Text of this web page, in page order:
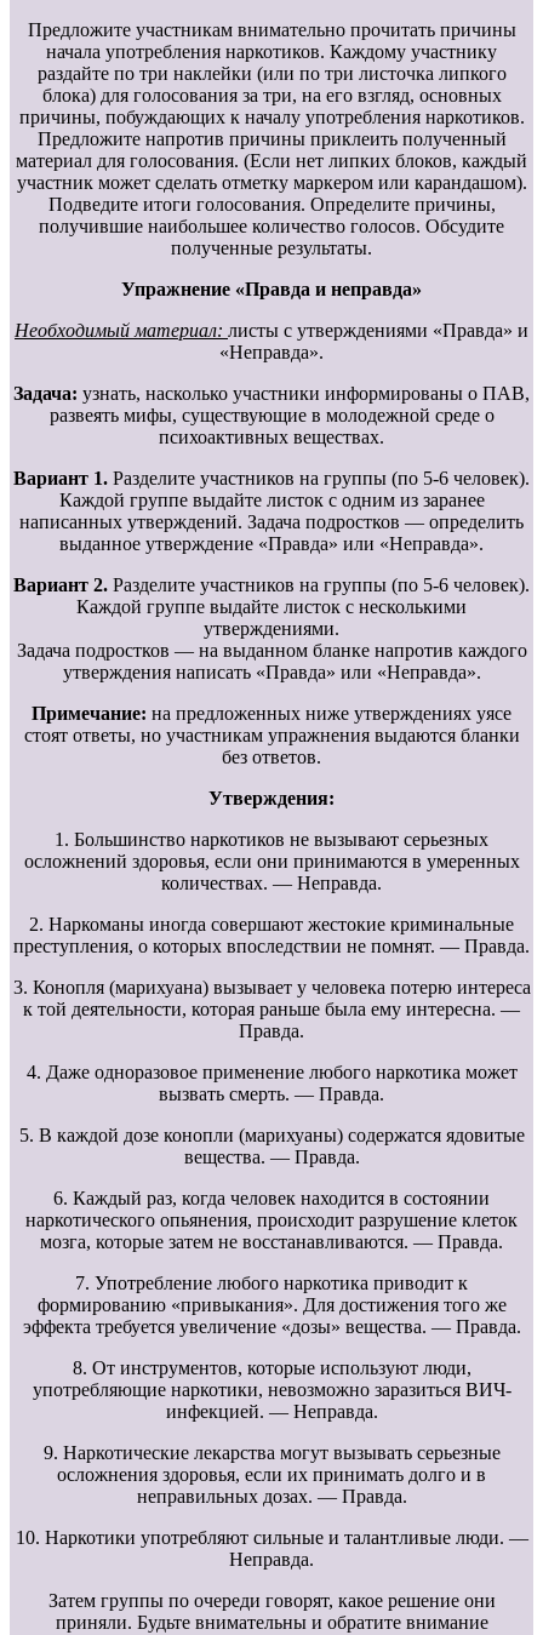
Предложите участникам внимательно прочитать причины
начала употребления наркотиков. Каждому участнику
раздайте по три наклейки (или по три листочка липкого
блока) для голосования за три, на его взгляд, основных
причины, побуждающих к началу употребления наркотиков.
Предложите напротив причины приклеить полученный
материал для голосования. (Если нет липких блоков, каждый
участник может сделать отметку маркером или карандашом).
Подведите итоги голосования. Определите причины,
получившие наибольшее количество голосов. Обсудите
полученные результаты.
Упражнение «Правда и неправда»
Необходимый материал: листы с утверждениями «Правда» и
«Неправда».
Задача: узнать, насколько участники информированы о ПАВ,
развеять мифы, существующие в молодежной среде о
психоактивных веществах.
Вариант 1. Разделите участников на группы (по 5-6 человек).
Каждой группе выдайте листок с одним из заранее
написанных утверждений. Задача подростков — определить
выданное утверждение «Правда» или «Неправда».
Вариант 2. Разделите участников на группы (по 5-6 человек).
Каждой группе выдайте листок с несколькими
утверждениями.
Задача подростков — на выданном бланке напротив каждого
утверждения написать «Правда» или «Неправда».
Примечание: на предложенных ниже утверждениях уясе
стоят ответы, но участникам упражнения выдаются бланки
без ответов.
Утверждения:
1. Большинство наркотиков не вызывают серьезных
осложнений здоровья, если они принимаются в умеренных
количествах. — Неправда.
2. Наркоманы иногда совершают жестокие криминальные
преступления, о которых впоследствии не помнят. — Правда.
3. Конопля (марихуана) вызывает у человека потерю интереса
к той деятельности, которая раньше была ему интересна. —
Правда.
4. Даже одноразовое применение любого наркотика может
вызвать смерть. — Правда.
5. В каждой дозе конопли (марихуаны) содержатся ядовитые
вещества. — Правда.
6. Каждый раз, когда человек находится в состоянии
наркотического опьянения, происходит разрушение клеток
мозга, которые затем не восстанавливаются. — Правда.
7. Употребление любого наркотика приводит к
формированию «привыкания». Для достижения того же
эффекта требуется увеличение «дозы» вещества. — Правда.
8. От инструментов, которые используют люди,
употребляющие наркотики, невозможно заразиться ВИЧ-
инфекцией. — Неправда.
9. Наркотические лекарства могут вызывать серьезные
осложнения здоровья, если их принимать долго и в
неправильных дозах. — Правда.
10. Наркотики употребляют сильные и талантливые люди. —
Неправда.
Затем группы по очереди говорят, какое решение они
приняли. Будьте внимательны и обратите внимание